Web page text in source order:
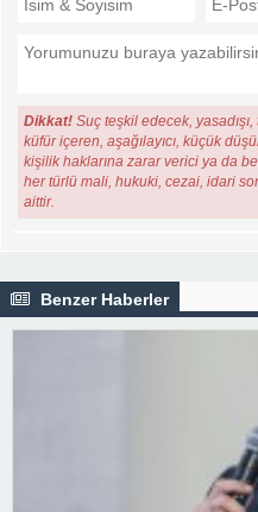
Dikkat! Suç teşkil edecek,
küfür içeren, aşağılayıcı, küçük
kişilik haklarına zarar verici ya da
her türlü mali, hukuki, cezai, idari
aittir.
Benzer Haberler